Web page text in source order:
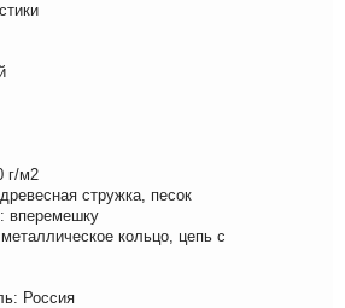
г/м2
стружка, песок
вперемешку
кольцо, цепь с
Россия